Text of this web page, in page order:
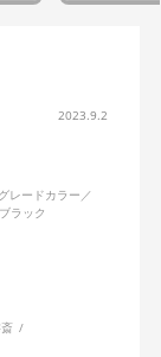
2023.9.2
レードカラー／
ラック